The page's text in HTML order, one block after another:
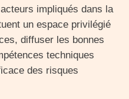
impliqués dans la
un espace privilégié
diffuser les bonnes
techniques
des risques